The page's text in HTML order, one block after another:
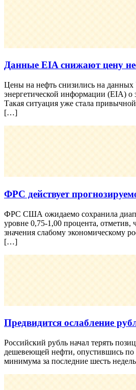
Данные EIA снижают цену
Цены на нефть снизились на данных
энергетической информации (EIA)
Такая ситуация уже стала
[…]
ФРС действует
ФРС США ожидаемо сохранила
уровне 0,75-1,00 процента, отметив,
значения слабому экономическому
[…]
Предвидится ослабление
Российский рубль начал терять
дешевеющей нефти, опустившись
минимума за последние шесть